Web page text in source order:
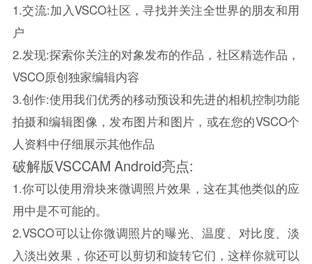
1.交流:加入VSCO社区，寻找并关注全世界的朋友和用
户
2.发现:探索你关注的对象发布的作品，社区精选作品，
VSCO原创独家编辑内容
3.创作:使用我们优秀的移动预设和先进的相机控制功能
拍摄和编辑图像，发布图片和图片，或在您的VSCO个
人资料中仔细展示其他作品
破解版VSCCAM Android亮点:
1.你可以使用滑块来微调照片效果，这在其他类似的应
用中是不可能的。
2.VSCO可以让你微调照片的曝光、温度、对比度、淡
入淡出效果，你还可以剪切和旋转它们，这样你就可以